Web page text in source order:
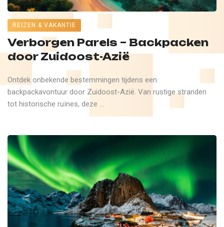
REIZEN & VAKANTIE
Verborgen Parels – Backpacken
door Zuidoost-Azië
Ontdek onbekende bestemmingen tijdens een
backpackavontuur door Zuidoost-Azië. Van rustige stranden
tot historische ruïnes, deze ...